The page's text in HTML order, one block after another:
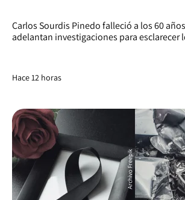
Carlos Sourdis Pinedo falleció a los 60
adelantan investigaciones para esclarecer
Hace 12 horas